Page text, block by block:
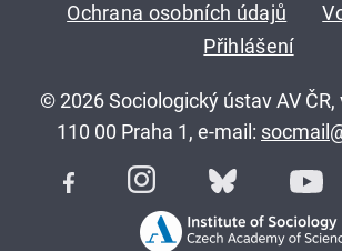
Ochrana osobních údajů
Přihlášení
© 2026 Sociologický ústav AV ČR,
110 00 Praha 1, e-mail: